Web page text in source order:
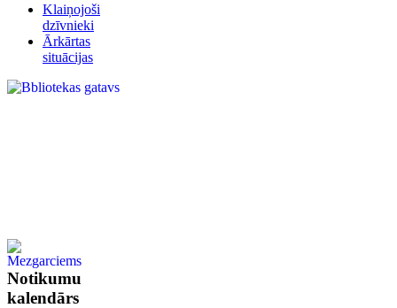
Klaiņojoši
dzīvnieki
Ārkārtas
situācijas
Notikumu
kalendārs